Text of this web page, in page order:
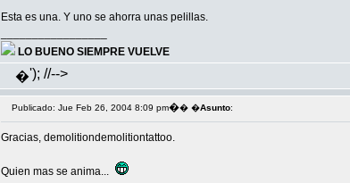
Esta es una. Y uno se ahorra unas pelillas.
LO BUENO SIEMPRE VUELVE
�'); //-->
Publicado: Jue Feb 26, 2004 8:09 pm�� �Asunto:
Gracias, demolitiondemolitiontattoo.
Quien mas se anima...